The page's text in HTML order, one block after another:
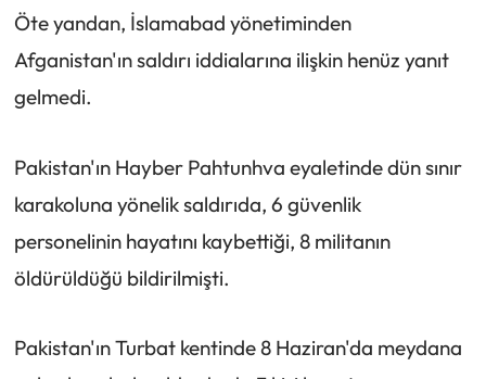
Öte yandan, İslamabad yönetiminden
Afganistan'ın saldırı iddialarına ilişkin henüz yanıt
gelmedi.
Pakistan'ın Hayber Pahtunhva eyaletinde dün sınır
karakoluna yönelik saldırıda, 6 güvenlik
personelinin hayatını kaybettiği, 8 militanın
öldürüldüğü bildirilmişti.
Pakistan'ın Turbat kentinde 8 Haziran'da meydana